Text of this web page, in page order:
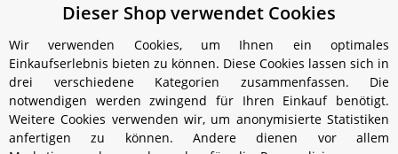
Petromax VA Brenner
(HK350/500)
19,99 € *
Petromax Radiator
(Heizaufsatz, Prallteller
wird benötigt)
(HK350/500)
19,99 €*
Dieser Shop verwendet Cookies
Wir verwenden Cookies, um Ihnen ein optimales
Einkaufserlebnis bieten zu können. Diese Cookies lassen sich in
drei verschiedene Kategorien zusammenfassen. Die
notwendigen werden zwingend für Ihren Einkauf benötigt.
Weitere Cookies verwenden wir, um anonymisierte Statistiken
anfertigen zu können. Andere dienen vor allem